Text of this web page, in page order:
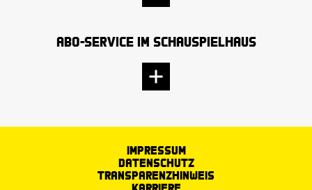
Abo-Service im Schauspielhaus
Impressum
Datenschutz
Transparenzhinweis